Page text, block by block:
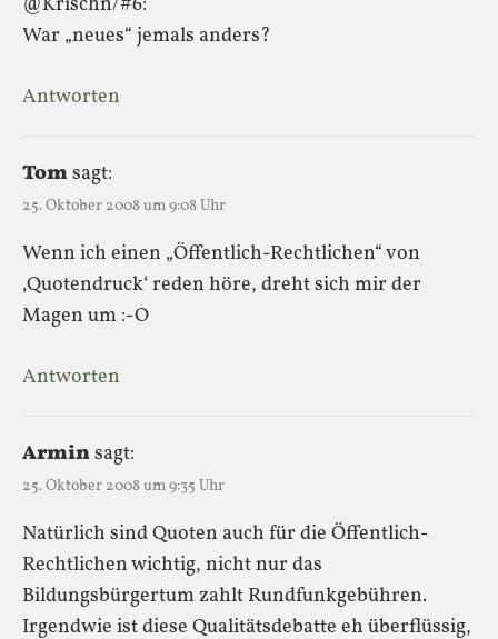
War „neues“ jemals anders?
Antworten
Tomsagt:
25. Oktober 2008 um 9:08 Uhr
Wenn ich einen „Öffentlich-Rechtlichen“ von
‚Quotendruck‘ reden höre, dreht sich mir der
Magen um :-O
Antworten
Arminsagt:
25. Oktober 2008 um 9:35 Uhr
Natürlich sind Quoten auch für die Öffentlich-
Rechtlichen wichtig, nicht nur das
Bildungsbürgertum zahlt Rundfunkgebühren.
Irgendwie ist diese Qualitätsdebatte eh überflüssig,